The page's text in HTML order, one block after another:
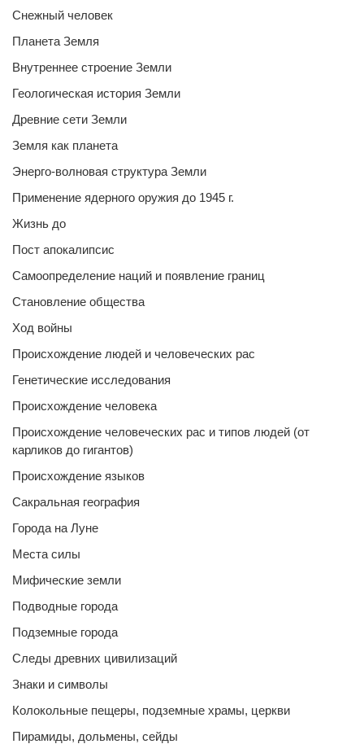
Снежный человек
Планета Земля
Внутреннее строение Земли
Геологическая история Земли
Древние сети Земли
Земля как планета
Энерго-волновая структура Земли
Применение ядерного оружия до 1945 г.
Жизнь до
Пост апокалипсис
Самоопределение наций и появление границ
Становление общества
Ход войны
Происхождение людей и человеческих рас
Генетические исследования
Происхождение человека
Происхождение человеческих рас и типов людей (от
карликов до гигантов)
Происхождение языков
Сакральная география
Города на Луне
Места силы
Мифические земли
Подводные города
Подземные города
Следы древних цивилизаций
Знаки и символы
Колокольные пещеры, подземные храмы, церкви
Пирамиды, дольмены, сейды